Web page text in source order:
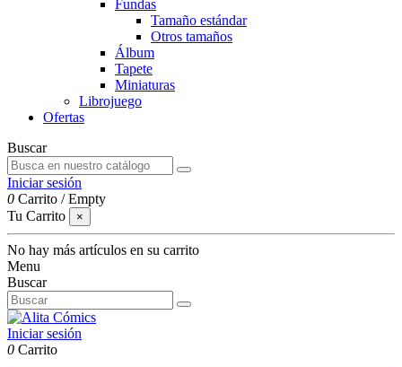
Fundas
Tamaño estándar
Otros tamaños
Álbum
Tapete
Miniaturas
Librojuego
Ofertas
Buscar
Iniciar sesión
0 Carrito /Empty
Tu Carrito
×
No hay más artículos en su carrito
Menu
Buscar
Iniciar sesión
0 Carrito